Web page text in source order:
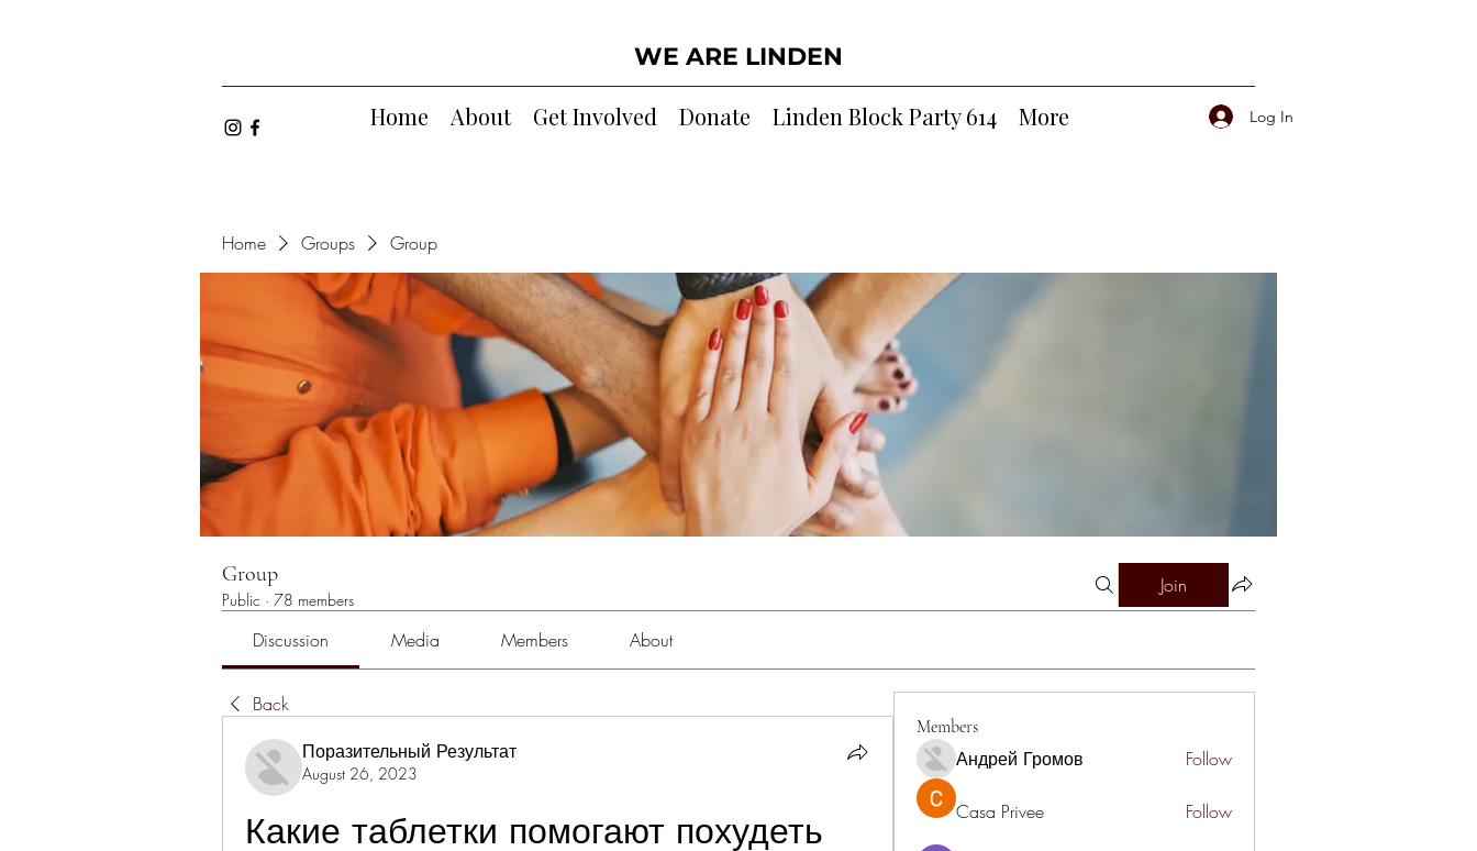
WE ARE LINDEN
Home
About Get Involved Donate Linden Block Party 614 More Log In
Home Groups Group
Group
Public · 78 members
Join
Discussion Media Members About
Back
Поразительный Результат
August 26, 2023
Какие таблетки помогают похудеть
Members
Андрей Громов Follow
Casa Privee Follow